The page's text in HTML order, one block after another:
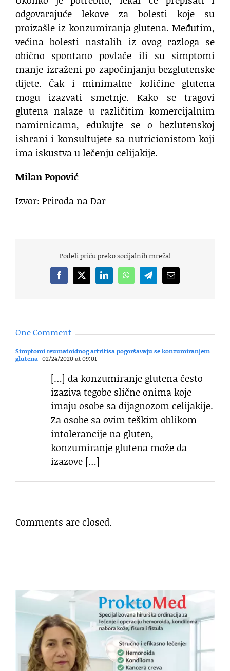
odgovarajuće lekove za bolesti koje su
proizašle iz konzumiranja glutena. Međutim,
većina bolesti nastalih iz ovog razloga se
obično spontano povlače ili su simptomi
manje izraženi po započinjanju bezglutenske
dijete. Čak i minimalne količine glutena
mogu izazvati smetnje. Kako se tragovi
glutena nalaze u različitim komercijalnim
namirnicama, edukujte se o bezlutenskoj
ishrani i konsultujete sa nutricionistom koji
ima iskustva u lečenju celijakije.
Milan Popović
Izvor: Priroda na Dar
Podeli priču preko socijalnih mreža!
Facebook
X LinkedInWhatsAppTelegramEmail
One Comment
Simptomi reumatoidnog artritisa pogoršavaju se konzumiranjem
glutena 02/24/2020 at 09:01
[…] da konzumiranje glutena često
izaziva tegobe slične onima koje
imaju osobe sa dijagnozom celijakije.
Za osobe sa ovim teškim oblikom
intolerancije na gluten,
konzumiranje glutena može da
izazove […]
Comments are closed.